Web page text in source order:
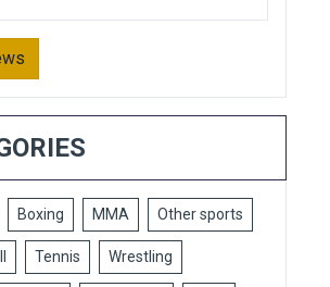
Boxing MMA Other sports
Tennis Wrestling